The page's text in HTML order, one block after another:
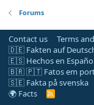
Forums
Contact us Terms
🇩🇪 Fakten auf
🇪🇸 Hechos en
🇧🇷 🇵🇹 Fatos em
🇸🇪 Fakta på svenska
🌍 Facts
R